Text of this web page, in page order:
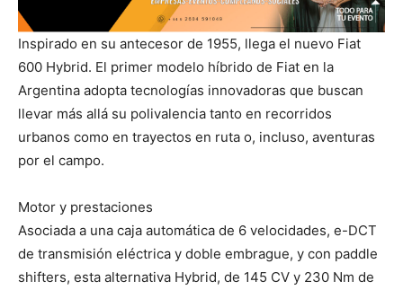
Inspirado en su antecesor de 1955, llega el nuevo Fiat
600 Hybrid. El primer modelo híbrido de Fiat en la
Argentina adopta tecnologías innovadoras que buscan
llevar más allá su polivalencia tanto en recorridos
urbanos como en trayectos en ruta o, incluso, aventuras
por el campo.
Motor y prestaciones
Asociada a una caja automática de 6 velocidades, e-DCT
de transmisión eléctrica y doble embrague, y con paddle
shifters, esta alternativa Hybrid, de 145 CV y 230 Nm de